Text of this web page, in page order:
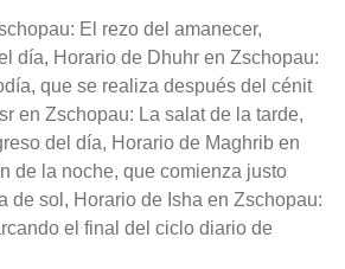
El rezo del amanecer,
día, Horario de Dhuhr en Zschopau:
que se realiza después del cénit
en Zschopau: La salat de la tarde,
del día, Horario de Maghrib en
de la noche, que comienza justo
de sol, Horario de Isha en Zschopau:
el final del ciclo diario de